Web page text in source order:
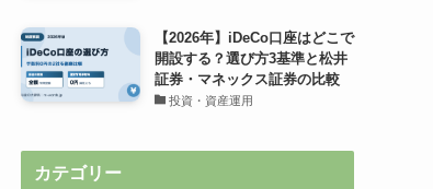
【2026年】iDeCo口座はどこで
開設する？選び方3基準と松井
証券・マネックス証券の比較
投資・資産運用
カテゴリー